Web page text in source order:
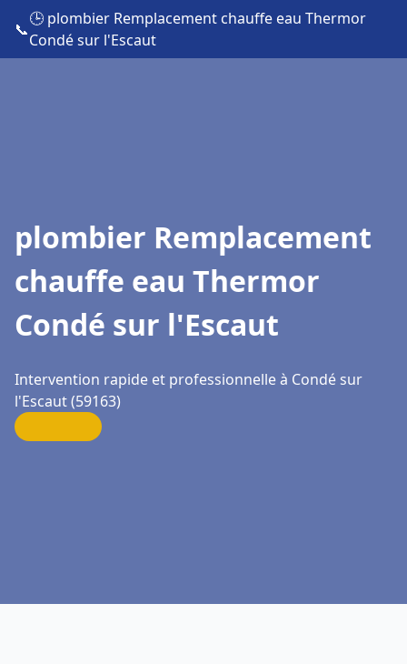
📞
🕒 plombier Remplacement chauffe eau Thermor
Condé sur l'Escaut
plombier Remplacement
chauffe eau Thermor
Condé sur l'Escaut
Intervention rapide et professionnelle à Condé sur
l'Escaut (59163)